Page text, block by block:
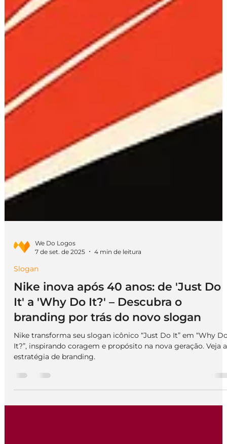
7 de set. de 2025
Slogan
Nike inova após 40 anos: de 'Just Do
It' a 'Why Do It?' – Descubra o
branding por trás do novo slogan
Nike transforma seu slogan icônico “Just Do It” em “Why
estratégia de branding.